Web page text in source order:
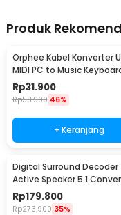
Produk
Orphee Kabel Konverter
MIDI PC to Music
Adapter Cable 2M - AY03
Rp31.900
Rp58.900 46%
+ Keranjang
Digital Surround Decoder
Active Speaker 5.1
DTS Dolby AC3 - HD51-A
Rp179.800
Rp273.900 35%